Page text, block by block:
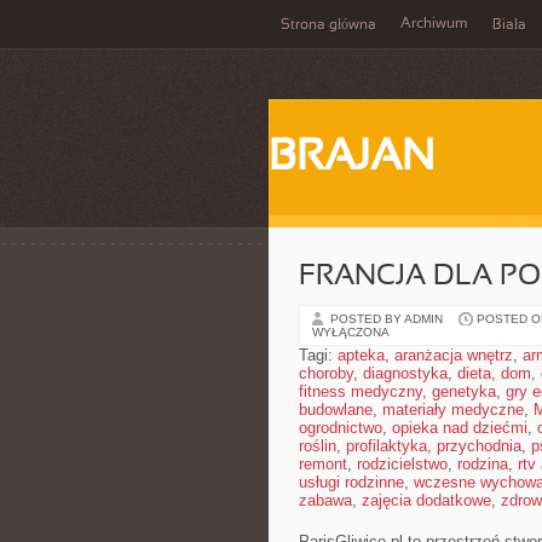
Strona główna Archiwum Biała
BRAJAN
FRANCJA DLA
POSTED BY ADMIN POSTED
WYŁĄCZONA
Tagi: apteka, aranżacja wnętrz,
choroby, diagnostyka, dieta, dom,
fitness medyczny, genetyka, gry
budowlane, materiały medyczne,
ogrodnictwo, opieka nad dziećmi,
roślin, profilaktyka, przychodnia,
remont, rodzicielstwo, rodzina, rtv
usługi rodzinne, wczesne
zabawa, zajęcia dodatkowe,